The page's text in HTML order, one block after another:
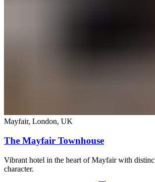
Mayfair, London​​​​‌ ‍ ​‍​‍‌‍ ‌ ​‍‌‍‍‌‌‍‌ ‌‍‍‌‌‍ ‍​‍​‍​ ‍‍​‍​‍‌ ​ ‌‍​‌‌‍ ‍‌‍‍‌‌ ‌​‌ ‍‌​‍ ‍‌‍‍‌‌‍ ​‍​‍​‍ ​​‍​‍‌‍‍​‌ ​‍‌‍‌‌‌‍‌‍​‍​‍​ ‍‍​‍​‍‌‍‍​‌ ‌​‌ ‌​‌ ​​‌ ​ ​ ‍‍​‍ ​‍ ‌‍ ​​‍ ‌‌‍​‌‌‍ ‍‌‍‌​​‍ ‌‌ ​‍​‍ ‌‌‍‍​‌‍ ‌ ‌​‌‍‌‌‌‍ ​‌ ​ ​‍ ‌‌ ​ ‌ ‌​‌ ‌‌‌‍‌​‌‍‍‌‌‍ ​‍ ‍‌ ‌‍‌‍‌‌‌ ​‍‌‍​ ‌‍‌‌‌‍ ​​‍ ‍‌‍​‌‌ ​​‌ ​​​‍ ‌‍‍‌‌‍ ‍‌ ‌​‌‍‌‌‌‍ ‍‌ ‌​​‍ ‌‍‌‌‌‍‌​‌‍‍‌‌ ‌​​‍ ‌‍ ‌‌‍ ‌‍‌​‌‍‌‌​ ‌‌ ​​‌ ​‍‌‍‌‌‌ ​ ‌‍‌‌‌‍ ‍‌ ‌​‌‍​‌‌ ‌​‌‍‍‌‌‍ ‌‍ ‍​ ‍ ‌‍‍‌‌‍‌​​ ‌​ ​‍​ ‌ ​ ​ ​ ‌​‌‍‌‌​ ‍​​ ​‌‌‍‌​​‍ ‌​ ‌​​ ‌ ‌‍‌‌​ ‌‍​‍ ‌​ ‌​​ ​ ​ ​​‌‍‌​​‍ ‌‌‍​‌​ ‌‍​ ‌ ‌‍‌‌​‍ ‌‌‍‌‍‌‍​‌‌‍‌‌​ ‌‍‌‍‌‌​ ​‌​ ‍​​ ​‍‌‍‌​​ ​​‌‍‌‍​ ​​​ ‍ ‌ ‌​‌ ‍‌‌ ​​‌‍‌‌​ ‌‌‍‍​‌‍ ‌ ‌​‌‍‌‌‌‍ ​​ ‍ ‌ ​​‌‍​‌‌ ‌​‌‍‍​​ ‌‌‍ ​‌‍ ‌‍​ ‌‍​‌‌ ‌​‌‍‍‌‌‍ ‌‍ ‍​ ‌‍​‍‌‍​‌‌ ​ ‌‍‌‌‌‌‌‌‌ ​‍‌‍ ​​ ‌‌‍‍​‌ ‌​‌ ‌​‌ ​​‌ ​ ​‍‌‌​ ​ ‌​​‌​‍‌‌​ ​‍‌​‌‍​‍‌‌​ ​‍‌​‌‍‌‍ ​​‍ ‌‌‍​‌‌‍ ‍‌‍‌​​‍ ‌‌ ​‍​‍ ‌‌‍‍​‌‍ ‌ ‌​‌‍‌‌‌‍ ​‌ ​ ​‍ ‌‌ ​ ‌ ‌​‌ ‌‌‌‍‌​‌‍‍‌‌‍ ​‍ ‍‌ ‌‍‌‍‌‌‌ ​‍‌‍​ ‌‍‌‌‌‍ ​​‍ ‍‌‍​‌‌ ​​‌ ​​​‍‌‍‌‍‍‌‌‍‌​​ ‌​ ​‍​ ‌ ​ ​ ​ ‌​‌‍‌‌​ ‍​​ ​‌‌‍‌​​‍ ‌​ ‌​​ ‌ ‌‍‌‌​ ‌‍​‍ ‌​ ‌​​ ​ ​ ​​‌‍‌​​‍ ‌‌‍​‌​ ‌‍​ ‌ ‌‍‌‌​‍ ‌‌‍‌‍‌‍​‌‌‍‌‌​ ‌‍‌‍‌‌​ ​‌​ ‍​​ ​‍‌‍‌​​ ​​‌‍‌‍​ ​​​‍‌‍‌ ‌​‌ ‍‌‌ ​​‌‍‌‌​ ‌‌‍‍​‌‍ ‌ ‌​‌‍‌‌‌‍ ​​‍‌‍‌ ​​‌‍​‌‌ ‌​‌‍‍​​ ‌‌‍ ​‌‍ ‌‍​ ‌‍​‌‌ ‌​‌‍‍‌‌‍ ‌‍ ‍​‍‌‍‌ ​​‌‍‌‌‌ ​‍‌ ​ ‌ ​​‌‍‌‌‌‍​ ‌ ‌​‌‍‍‌‌ ‌‍‌‍‌‌​ ‌‌ ​​‌ ‌‌‌‍​‍‌‍ ​‌‍‍‌‌ ​ ‌‍‍​‌‍‌‌‌‍‌​​‍​‍‌ ‌, UK​​​​‌ ‍ ​‍​‍‌‍ ‌ ​‍‌‍‍‌‌‍‌ ‌‍‍‌‌‍ ‍​‍​‍​ ‍‍​‍​‍‌ ​ ‌‍​‌‌‍ ‍‌‍‍‌‌ ‌​‌ ‍‌​‍ ‍‌‍‍‌‌‍ ​‍​‍​‍ ​​‍​‍‌‍‍​‌ ​‍‌‍‌‌‌‍‌‍​‍​‍​ ‍‍​‍​‍‌‍‍​‌ ‌​‌ ‌​‌ ​​‌ ​ ​ ‍‍​‍ ​‍ ‌‍ ​​‍ ‌‌‍​‌‌‍ ‍‌‍‌​​‍ ‌‌ ​‍​‍ ‌‌‍‍​‌‍ ‌ ‌​‌‍‌‌‌‍ ​‌ ​ ​‍ ‌‌ ​ ‌ ‌​‌ ‌‌‌‍‌​‌‍‍‌‌‍ ​‍ ‍‌ ‌‍‌‍‌‌‌ ​‍‌‍​ ‌‍‌‌‌‍ ​​‍ ‍‌‍​‌‌ ​​‌ ​​​‍ ‌‍‍‌‌‍ ‍‌ ‌​‌‍‌‌‌‍ ‍‌ ‌​​‍ ‌‍‌‌‌‍‌​‌‍‍‌‌ ‌​​‍ ‌‍ ‌‌‍ ‌‍‌​‌‍‌‌​ ‌‌ ​​‌ ​‍‌‍‌‌‌ ​ ‌‍‌‌‌‍ ‍‌ ‌​‌‍​‌‌ ‌​‌‍‍‌‌‍ ‌‍ ‍​ ‍ ‌‍‍‌‌‍‌​​ ‌​ ​‌​ ‌ ​ ​‌​ ​​​ ​‌‌‍‌‍‌‍​ ​ ​​​‍ ‌​ ‍​‌‍‌‌‌‍‌​‌‍‌​​‍ ‌​ ‌​‌‍‌‌​ ​‍​ ‌​​‍ ‌​ ‍‌​ ‌​​ ‌​‌‍​ ​‍ ‌​ ​​‌‍‌‍‌‍​ ‌‍‌‍‌‍​‍​ ‌‌​ ‍​‌‍​‌​ ​​‌‍​‌​ ‌‍​ ​​​ ‍ ‌ ‌​‌ ‍‌‌ ​​‌‍‌‌​ ‌‌‍​ ‌‍ ‌ ‌‌‌‍ ‍‌ ‌​‌ ​‍‌ ‍‌​ ‍ ‌ ​​‌‍​‌‌ ‌​‌‍‍​​ ‌‌ ‌​‌‍‍‌‌ ‌​‌‍ ​‌‍‌‌​ ‌‍​‍‌‍​‌‌ ​ ‌‍‌‌‌‌‌‌‌ ​‍‌‍ ​​ ‌‌‍‍​‌ ‌​‌ ‌​‌ ​​‌ ​ ​‍‌‌​ ​ ‌​​‌​‍‌‌​ ​‍‌​‌‍​‍‌‌​ ​‍‌​‌‍‌‍ ​​‍ ‌‌‍​‌‌‍ ‍‌‍‌​​‍ ‌‌ ​‍​‍ ‌‌‍‍​‌‍ ‌ ‌​‌‍‌‌‌‍ ​‌ ​ ​‍ ‌‌ ​ ‌ ‌​‌ ‌‌‌‍‌​‌‍‍‌‌‍ ​‍ ‍‌ ‌‍‌‍‌‌‌ ​‍‌‍​ ‌‍‌‌‌‍ ​​‍ ‍‌‍​‌‌ ​​‌ ​​​‍‌‍‌‍‍‌‌‍‌​​ ‌​ ​‌​ ‌ ​ ​‌​ ​​​ ​‌‌‍‌‍‌‍​ ​ ​​​‍ ‌​ ‍​‌‍‌‌‌‍‌​‌‍‌​​‍ ‌​ ‌​‌‍‌‌​ ​‍​ ‌​​‍ ‌​ ‍‌​ ‌​​ ‌​‌‍​ ​‍ ‌​ ​​‌‍‌‍‌‍​ ‌‍‌‍‌‍​‍​ ‌‌​ ‍​‌‍​‌​ ​​‌‍​‌​ ‌‍​ ​​​‍‌‍‌ ‌​‌ ‍‌‌ ​​‌‍‌‌​ ‌‌‍​ ‌‍ ‌ ‌‌‌‍ ‍‌ ‌​‌ ​‍‌ ‍‌​‍‌‍‌ ​​‌‍​‌‌ ‌​‌‍‍​​ ‌‌ ‌​‌‍‍‌‌ ‌​‌‍ ​‌‍‌‌​‍‌‍‌ ​​‌‍‌‌‌ ​‍‌ ​ ‌ ​​‌‍‌‌‌‍​ ‌ ‌​‌‍‍‌‌ ‌‍‌‍‌‌​ ‌‌ ​​‌ ‌‌‌‍​‍‌‍ ​‌‍‍‌‌ ​ ‌‍‍​‌‍‌‌‌‍‌​​‍​‍‌ ‌
The Mayfair Townhouse​​​​‌ ‍ ​‍​‍‌‍ ‌ ​‍‌‍‍‌‌‍‌ ‌‍‍‌‌‍ ‍​‍​‍​ ‍‍​‍​‍‌ ​ ‌‍​‌‌‍ ‍‌‍‍‌‌ ‌​‌ ‍‌​‍ ‍‌‍‍‌‌‍ ​‍​‍​‍ ​​‍​‍‌‍‍​‌ ​‍‌‍‌‌‌‍‌‍​‍​‍​ ‍‍​‍​‍‌‍‍​‌ ‌​‌ ‌​‌ ​​‌ ​ ​ ‍‍​‍ ​‍ ‌‍ ​​‍ ‌‌‍​‌‌‍ ‍‌‍‌​​‍ ‌‌ ​‍​‍ ‌‌‍‍​‌‍ ‌ ‌​‌‍‌‌‌‍ ​‌ ​ ​‍ ‌‌ ​ ‌ ‌​‌ ‌‌‌‍‌​‌‍‍‌‌‍ ​‍ ‍‌ ‌‍‌‍‌‌‌ ​‍‌‍​ ‌‍‌‌‌‍ ​​‍ ‍‌‍​‌‌ ​​‌ ​​​‍ ‌‍‍‌‌‍ ‍‌ ‌​‌‍‌‌‌‍ ‍‌ ‌​​‍ ‌‍‌‌‌‍‌​‌‍‍‌‌ ‌​​‍ ‌‍ ‌‌‍ ‌‍‌​‌‍‌‌​ ‌‌ ​​‌ ​‍‌‍‌‌‌ ​ ‌‍‌‌‌‍ ‍‌ ‌​‌‍​‌‌ ‌​‌‍‍‌‌‍ ‌‍ ‍​ ‍ ‌‍‍‌‌‍‌​​ ‌​ ​‍​ ‌ ​ ​ ​ ‌​‌‍‌‌​ ‍​​ ​‌‌‍‌​​‍ ‌​ ‌​​ ‌ ‌‍‌‌​ ‌‍​‍ ‌​ ‌​​ ​ ​ ​​‌‍‌​​‍ ‌‌‍​‌​ ‌‍​ ‌ ‌‍‌‌​‍ ‌‌‍‌‍‌‍​‌‌‍‌‌​ ‌‍‌‍‌‌​ ​‌​ ‍​​ ​‍‌‍‌​​ ​​‌‍‌‍​ ​​​ ‍ ‌ ‌​‌ ‍‌‌ ​​‌‍‌‌​ ‌‌‍‍​‌‍ ‌ ‌​‌‍‌‌‌‍ ​​ ‍ ‌ ​​‌‍​‌‌ ‌​‌‍‍​​ ‌‌ ‌​‌‍‍‌‌ ‌​‌‍ ​‌‍‌‌​ ‌‍​‍‌‍​‌‌ ​ ‌‍‌‌‌‌‌‌‌ ​‍‌‍ ​​ ‌‌‍‍​‌ ‌​‌ ‌​‌ ​​‌ ​ ​‍‌‌​ ​ ‌​​‌​‍‌‌​ ​‍‌​‌‍​‍‌‌​ ​‍‌​‌‍‌‍ ​​‍ ‌‌‍​‌‌‍ ‍‌‍‌​​‍ ‌‌ ​‍​‍ ‌‌‍‍​‌‍ ‌ ‌​‌‍‌‌‌‍ ​‌ ​ ​‍ ‌‌ ​ ‌ ‌​‌ ‌‌‌‍‌​‌‍‍‌‌‍ ​‍ ‍‌ ‌‍‌‍‌‌‌ ​‍‌‍​ ‌‍‌‌‌‍ ​​‍ ‍‌‍​‌‌ ​​‌ ​​​‍‌‍‌‍‍‌‌‍‌​​ ‌​ ​‍​ ‌ ​ ​ ​ ‌​‌‍‌‌​ ‍​​ ​‌‌‍‌​​‍ ‌​ ‌​​ ‌ ‌‍‌‌​ ‌‍​‍ ‌​ ‌​​ ​ ​ ​​‌‍‌​​‍ ‌‌‍​‌​ ‌‍​ ‌ ‌‍‌‌​‍ ‌‌‍‌‍‌‍​‌‌‍‌‌​ ‌‍‌‍‌‌​ ​‌​ ‍​​ ​‍‌‍‌​​ ​​‌‍‌‍​ ​​​‍‌‍‌ ‌​‌ ‍‌‌ ​​‌‍‌‌​ ‌‌‍‍​‌‍ ‌ ‌​‌‍‌‌‌‍ ​​‍‌‍‌ ​​‌‍​‌‌ ‌​‌‍‍​​ ‌‌ ‌​‌‍‍‌‌ ‌​‌‍ ​‌‍‌‌​‍‌‍‌ ​​‌‍‌‌‌ ​‍‌ ​ ‌ ​​‌‍‌‌‌‍​ ‌ ‌​‌‍‍‌‌ ‌‍‌‍‌‌​ ‌‌ ​​‌ ‌‌‌‍​‍‌‍ ​‌‍‍‌‌ ​ ‌‍‍​‌‍‌‌‌‍‌​​‍​‍‌ ‌
Vibrant hotel in the heart of Mayfair with
character.​​​​‌ ‍ ​‍​‍‌‍ ‌ ​‍‌‍‍‌‌‍‌ ‌‍‍‌‌‍ ‍​‍​‍​ ‍‍​‍​‍‌ ​ ‌‍​‌‌‍ ‍‌‍‍‌‌ ‌​‌ ‍‌​‍ ‍‌‍‍‌‌‍ ​‍​‍​‍ ​​‍​‍‌‍‍​‌ ​‍‌‍‌‌‌‍‌‍​‍​‍​ ‍‍​‍​‍‌‍‍​‌ ‌​‌ ‌​‌ ​​‌ ​ ​ ‍‍​‍ ​‍ ‌‍ ​​‍ ‌‌‍​‌‌‍ ‍‌‍‌​​‍ ‌‌ ​‍​‍ ‌‌‍‍​‌‍ ‌ ‌​‌‍‌‌‌‍ ​‌ ​ ​‍ ‌‌ ​ ‌ ‌​‌ ‌‌‌‍‌​‌‍‍‌‌‍ ​‍ ‍‌ ‌‍‌‍‌‌‌ ​‍‌‍​ ‌‍‌‌‌‍ ​​‍ ‍‌‍​‌‌ ​​‌ ​​​‍ ‌‍‍‌‌‍ ‍‌ ‌​‌‍‌‌‌‍ ‍‌ ‌​​‍ ‌‍‌‌‌‍‌​‌‍‍‌‌ ‌​​‍ ‌‍ ‌‌‍ ‌‍‌​‌‍‌‌​ ‌‌ ​​‌ ​‍‌‍‌‌‌ ​ ‌‍‌‌‌‍ ‍‌ ‌​‌‍​‌‌ ‌​‌‍‍‌‌‍ ‌‍ ‍​ ‍ ‌‍‍‌‌‍‌​​ ‌​ ​‍​ ‌ ​ ​ ​ ‌​‌‍‌‌​ ‍​​ ​‌‌‍‌​​‍ ‌​ ‌​​ ‌ ‌‍‌‌​ ‌‍​‍ ‌​ ‌​​ ​ ​ ​​‌‍‌​​‍ ‌‌‍​‌​ ‌‍​ ‌ ‌‍‌‌​‍ ‌‌‍‌‍‌‍​‌‌‍‌‌​ ‌‍‌‍‌‌​ ​‌​ ‍​​ ​‍‌‍‌​​ ​​‌‍‌‍​ ​​​ ‍ ‌ ‌​‌ ‍‌‌ ​​‌‍‌‌​ ‌‌‍‍​‌‍ ‌ ‌​‌‍‌‌‌‍ ​​ ‍ ‌ ​​‌‍​‌‌ ‌​‌‍‍​​ ‌‌‍‌‌‌ ‍​‌‍​ ‌‍‌‌‌ ​‍‌ ​​‌ ‌​​ ‌‍​‍‌‍​‌‌ ​ ‌‍‌‌‌‌‌‌‌ ​‍‌‍ ​​ ‌‌‍‍​‌ ‌​‌ ‌​‌ ​​‌ ​ ​‍‌‌​ ​ ‌​​‌​‍‌‌​ ​‍‌​‌‍​‍‌‌​ ​‍‌​‌‍‌‍ ​​‍ ‌‌‍​‌‌‍ ‍‌‍‌​​‍ ‌‌ ​‍​‍ ‌‌‍‍​‌‍ ‌ ‌​‌‍‌‌‌‍ ​‌ ​ ​‍ ‌‌ ​ ‌ ‌​‌ ‌‌‌‍‌​‌‍‍‌‌‍ ​‍ ‍‌ ‌‍‌‍‌‌‌ ​‍‌‍​ ‌‍‌‌‌‍ ​​‍ ‍‌‍​‌‌ ​​‌ ​​​‍‌‍‌‍‍‌‌‍‌​​ ‌​ ​‍​ ‌ ​ ​ ​ ‌​‌‍‌‌​ ‍​​ ​‌‌‍‌​​‍ ‌​ ‌​​ ‌ ‌‍‌‌​ ‌‍​‍ ‌​ ‌​​ ​ ​ ​​‌‍‌​​‍ ‌‌‍​‌​ ‌‍​ ‌ ‌‍‌‌​‍ ‌‌‍‌‍‌‍​‌‌‍‌‌​ ‌‍‌‍‌‌​ ​‌​ ‍​​ ​‍‌‍‌​​ ​​‌‍‌‍​ ​​​‍‌‍‌ ‌​‌ ‍‌‌ ​​‌‍‌‌​ ‌‌‍‍​‌‍ ‌ ‌​‌‍‌‌‌‍ ​​‍‌‍‌ ​​‌‍​‌‌ ‌​‌‍‍​​ ‌‌‍‌‌‌ ‍​‌‍​ ‌‍‌‌‌ ​‍‌ ​​‌ ‌​​‍‌‍‌ ​​‌‍‌‌‌ ​‍‌ ​ ‌ ​​‌‍‌‌‌‍​ ‌ ‌​‌‍‍‌‌ ‌‍‌‍‌‌​ ‌‌ ​​‌ ‌‌‌‍​‍‌‍ ​‌‍‍‌‌ ​ ‌‍‍​‌‍‌‌‌‍‌​​‍​‍‌ ‌